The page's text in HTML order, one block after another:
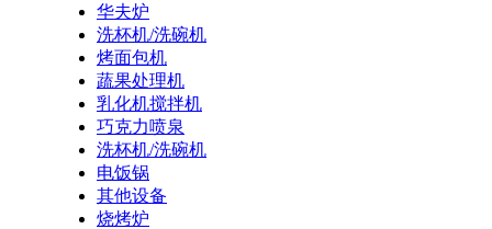
华夫炉
洗杯机/洗碗机
烤面包机
蔬果处理机
乳化机搅拌机
巧克力喷泉
洗杯机/洗碗机
电饭锅
其他设备
烧烤炉